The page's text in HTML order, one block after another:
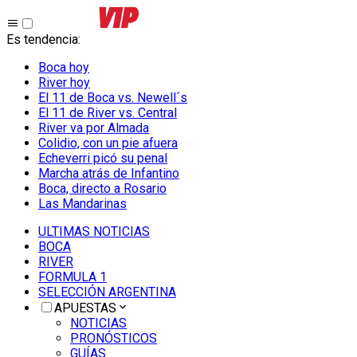
Es tendencia:
Boca hoy
River hoy
El 11 de Boca vs. Newell´s
El 11 de River vs. Central
River va por Almada
Colidio, con un pie afuera
Echeverri picó su penal
Marcha atrás de Infantino
Boca, directo a Rosario
Las Mandarinas
ULTIMAS NOTICIAS
BOCA
RIVER
FORMULA 1
SELECCIÓN ARGENTINA
APUESTAS
NOTICIAS
PRONÓSTICOS
GUÍAS